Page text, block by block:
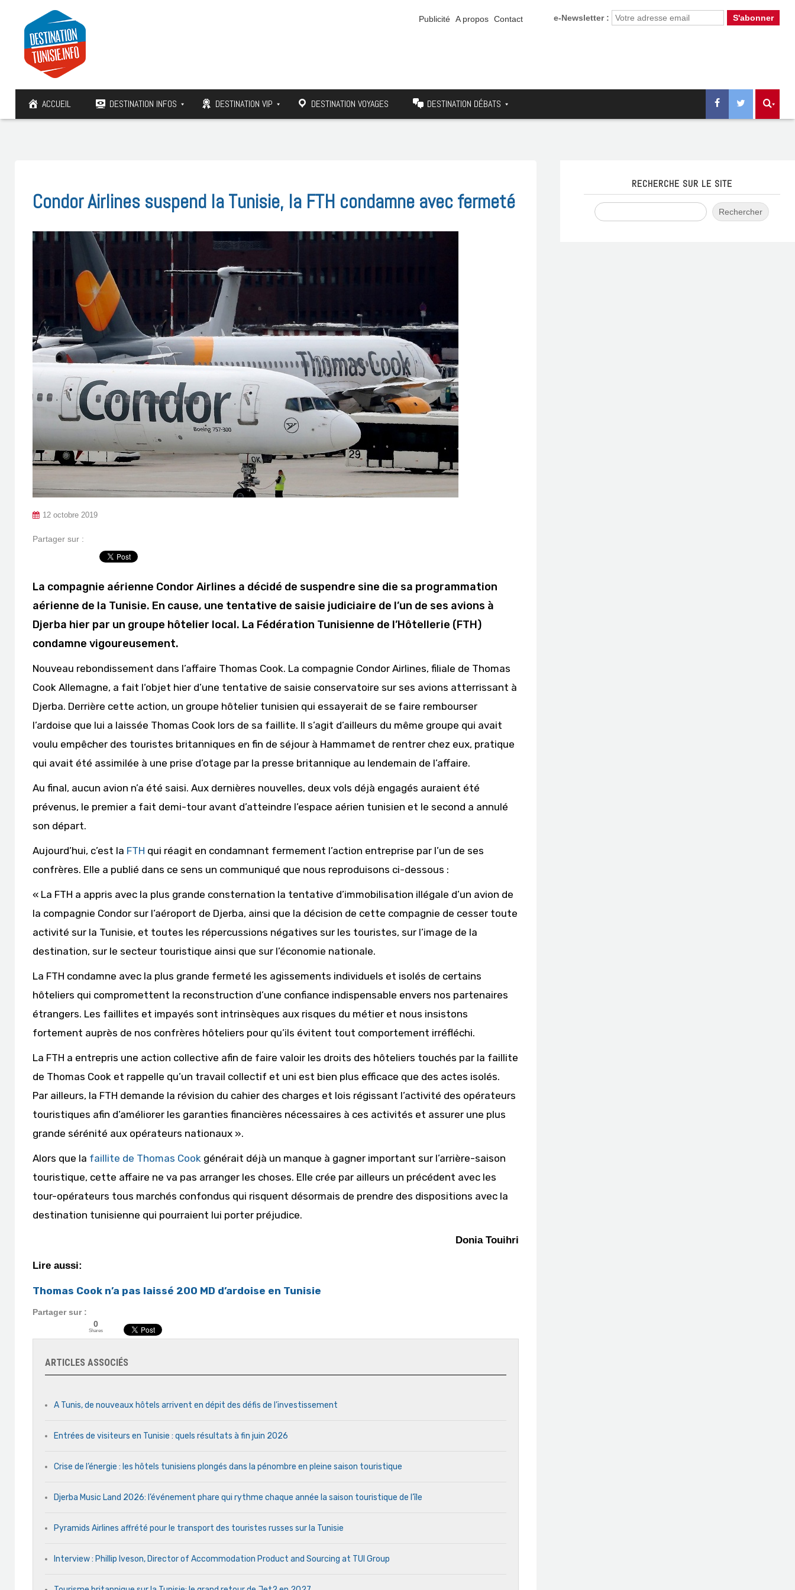
e-Newsletter :
Publicité A propos Contact
ACCUEIL DESTINATION INFOS DESTINATION VIP DESTINATION VOYAGES DESTINATION DÉBATS
Condor Airlines suspend la Tunisie, la FTH condamne avec fermeté
12 octobre 2019
Partager sur :
La compagnie aérienne Condor Airlines a décidé de suspendre sine die sa programmation
aérienne de la Tunisie. En cause, une tentative de saisie judiciaire de l’un de ses avions à
Djerba hier par un groupe hôtelier local. La Fédération Tunisienne de l’Hôtellerie (FTH)
condamne vigoureusement.
Nouveau rebondissement dans l’affaire Thomas Cook. La compagnie Condor Airlines, filiale de Thomas
Cook Allemagne, a fait l’objet hier d’une tentative de saisie conservatoire sur ses avions atterrissant à
Djerba. Derrière cette action, un groupe hôtelier tunisien qui essayerait de se faire rembourser
l’ardoise que lui a laissée Thomas Cook lors de sa faillite. Il s’agit d’ailleurs du même groupe qui avait
voulu empêcher des touristes britanniques en fin de séjour à Hammamet de rentrer chez eux, pratique
qui avait été assimilée à une prise d’otage par la presse britannique au lendemain de l’affaire.
Au final, aucun avion n’a été saisi. Aux dernières nouvelles, deux vols déjà engagés auraient été
prévenus, le premier a fait demi-tour avant d’atteindre l’espace aérien tunisien et le second a annulé
son départ.
Aujourd’hui, c’est la FTH qui réagit en condamnant fermement l’action entreprise par l’un de ses
confrères. Elle a publié dans ce sens un communiqué que nous reproduisons ci-dessous :
« La FTH a appris avec la plus grande consternation la tentative d’immobilisation illégale d’un avion de
la compagnie Condor sur l’aéroport de Djerba, ainsi que la décision de cette compagnie de cesser toute
activité sur la Tunisie, et toutes les répercussions négatives sur les touristes, sur l’image de la
destination, sur le secteur touristique ainsi que sur l’économie nationale.
La FTH condamne avec la plus grande fermeté les agissements individuels et isolés de certains
hôteliers qui compromettent la reconstruction d’une confiance indispensable envers nos partenaires
étrangers. Les faillites et impayés sont intrinsèques aux risques du métier et nous insistons
fortement auprès de nos confrères hôteliers pour qu’ils évitent tout comportement irréfléchi.
La FTH a entrepris une action collective afin de faire valoir les droits des hôteliers touchés par la faillite
de Thomas Cook et rappelle qu’un travail collectif et uni est bien plus efficace que des actes isolés.
Par ailleurs, la FTH demande la révision du cahier des charges et lois régissant l’activité des opérateurs
touristiques afin d’améliorer les garanties financières nécessaires à ces activités et assurer une plus
grande sérénité aux opérateurs nationaux ».
Alors que la faillite de Thomas Cook générait déjà un manque à gagner important sur l’arrière-saison
touristique, cette affaire ne va pas arranger les choses. Elle crée par ailleurs un précédent avec les
tour-opérateurs tous marchés confondus qui risquent désormais de prendre des dispositions avec la
destination tunisienne qui pourraient lui porter préjudice.
Donia Touihri
Lire aussi:
Thomas Cook n’a pas laissé 200 MD d’ardoise en Tunisie
Partager sur :
0
Shares
ARTICLES ASSOCIÉS
A Tunis, de nouveaux hôtels arrivent en dépit des défis de l’investissement
Entrées de visiteurs en Tunisie : quels résultats à fin juin 2026
Crise de l’énergie : les hôtels tunisiens plongés dans la pénombre en pleine saison touristique
Djerba Music Land 2026: l’événement phare qui rythme chaque année la saison touristique de l’île
Pyramids Airlines affrété pour le transport des touristes russes sur la Tunisie
Interview : Phillip Iveson, Director of Accommodation Product and Sourcing at TUI Group
RECHERCHE SUR LE SITE